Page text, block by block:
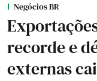
Negócios BR
recorde e
externas